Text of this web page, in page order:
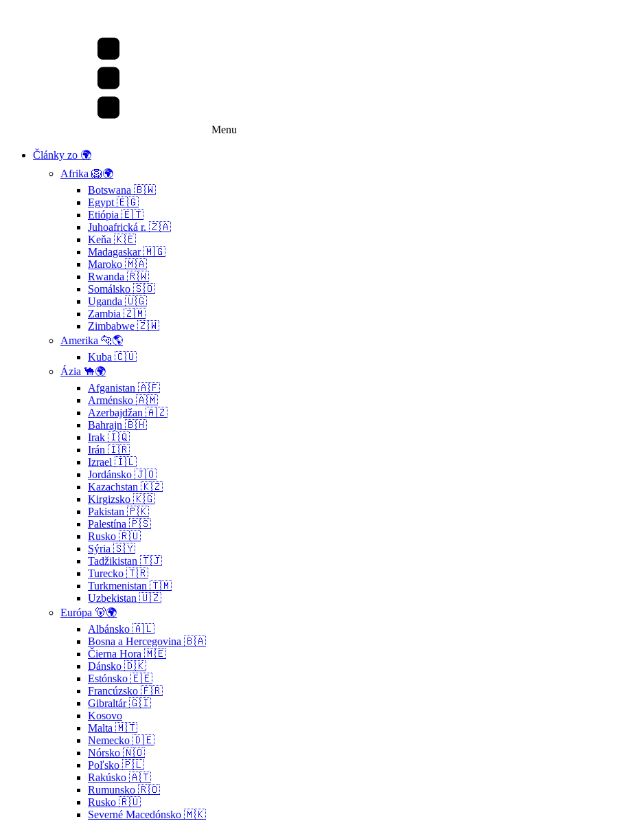
Menu
Články zo 🌍
Afrika 🦁🌍
Botswana 🇧🇼
Egypt 🇪🇬
Etiópia 🇪🇹
Juhoafrická r. 🇿🇦
Keňa 🇰🇪
Madagaskar 🇲🇬
Maroko 🇲🇦
Rwanda 🇷🇼
Somálsko 🇸🇴
Uganda 🇺🇬
Zambia 🇿🇲
Zimbabwe 🇿🇼
Amerika 🐆🌎
Kuba 🇨🇺
Ázia 🐪🌍
Afganistan 🇦🇫
Arménsko 🇦🇲
Azerbajdžan 🇦🇿
Bahrajn 🇧🇭
Irak 🇮🇶
Irán 🇮🇷
Izrael 🇮🇱
Jordánsko 🇯🇴
Kazachstan 🇰🇿
Kirgizsko 🇰🇬
Pakistan 🇵🇰
Palestína 🇵🇸
Rusko 🇷🇺
Sýria 🇸🇾
Tadžikistan 🇹🇯
Turecko 🇹🇷
Turkmenistan 🇹🇲
Uzbekistan 🇺🇿
Európa 🐻🌍
Albánsko 🇦🇱
Bosna a Hercegovina 🇧🇦
Čierna Hora 🇲🇪
Dánsko 🇩🇰
Estónsko 🇪🇪
Francúzsko 🇫🇷
Gibraltár 🇬🇮
Kosovo
Malta 🇲🇹
Nemecko 🇩🇪
Nórsko 🇳🇴
Poľsko 🇵🇱
Rakúsko 🇦🇹
Rumunsko 🇷🇴
Rusko 🇷🇺
Severné Macedónsko 🇲🇰